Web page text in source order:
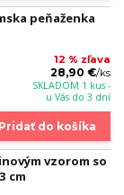
peňaženka
12 % zľava
28,90 €/ks
SKLADOM 1 kus -
u Vás do 3 dní
Pridať do košíka
vzorom so
cm